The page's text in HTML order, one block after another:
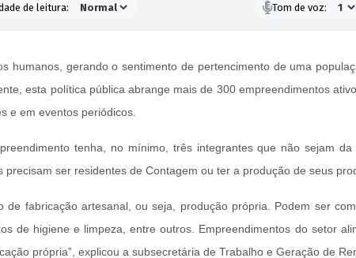
de leitura: Tom de voz:
humanos, gerando o sentimento de pertencimento de uma
esta política pública abrange mais de 300 empreendimentos
e em eventos periódicos.
tenha, no mínimo, três integrantes que não sejam
ser residentes de Contagem ou ter a produção de seus
fabricação artesanal, ou seja, produção própria. Podem ser
de higiene e limpeza, entre outros. Empreendimentos do setor
própria”, explicou a subsecretária de Trabalho e Geração de